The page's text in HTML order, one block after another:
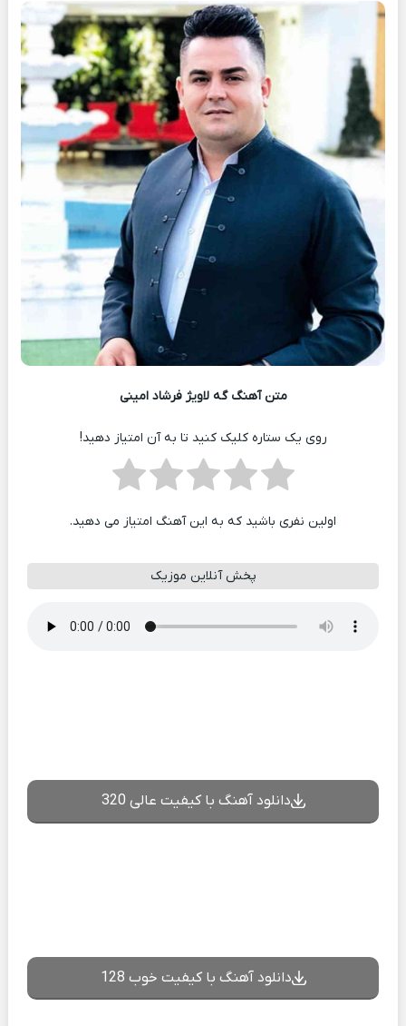
متن آهنگ گه لاویژ فرشاد امینی
روی یک ستاره کلیک کنید تا به آن امتیاز دهید!
اولین نفری باشید که به این آهنگ امتیاز می دهید.
پخش آنلاین موزیک
دانلود آهنگ با کیفیت عالی 320
دانلود آهنگ با کیفیت خوب 128